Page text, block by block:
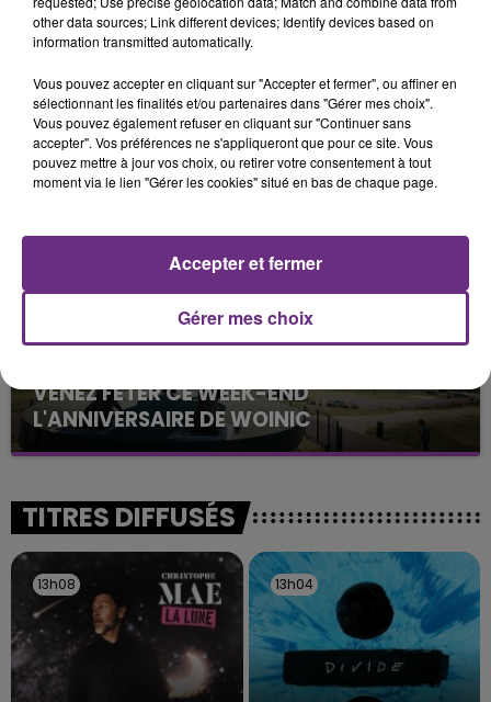
UN FEU DE REMORQUE BLOQUE LA
CIRCULATION DANS LES ARDENNES
Un feu de remorque s'est déclaré ce mercredi en
VENEZ FÊTER CE WEEK-END
L'ANNIVERSAIRE DE WOINIC
Ce samedi 8 août sera un grand jour :
Une fête est donc organisée et vous êtes tous
conviés !
TITRES DIFFUSÉS
13h08
13h08 13h04
13h04
other data sources; Link different devices; Identify devices based on
information transmitted automatically.
Vous pouvez accepter en cliquant sur "Accepter et fermer", ou affiner en
sélectionnant les finalités et/ou partenaires dans "Gérer mes choix".
Vous pouvez également refuser en cliquant sur "Continuer sans
accepter". Vos préférences ne s'appliqueront que pour ce site. Vous
pouvez mettre à jour vos choix, ou retirer votre consentement à tout
moment via le lien "Gérer les cookies" situé en bas de chaque page.
Gérer mes choix
Accepter et fermer